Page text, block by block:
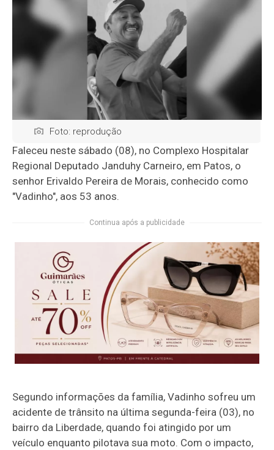
Foto: reprodução
Faleceu neste sábado (08), no Complexo Hospitalar
Regional Deputado Janduhy Carneiro, em Patos, o
senhor Erivaldo Pereira de Morais, conhecido como
"Vadinho", aos 53 anos.
Continua após a publicidade
Segundo informações da família, Vadinho sofreu um
acidente de trânsito na última segunda-feira (03), no
bairro da Liberdade, quando foi atingido por um
veículo enquanto pilotava sua moto. Com o impacto,